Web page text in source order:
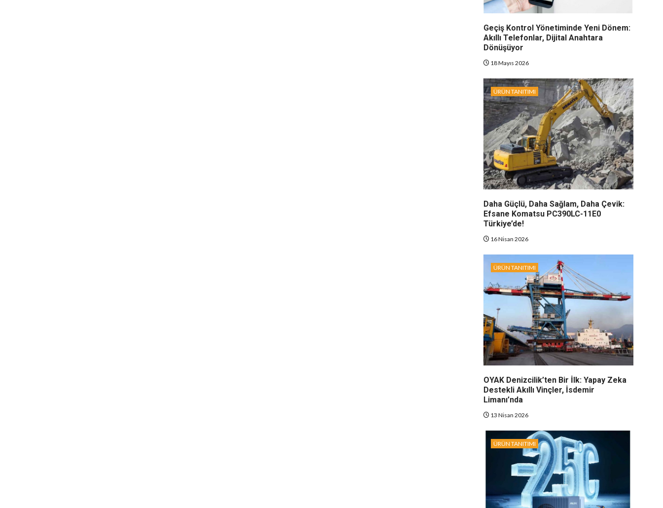
Geçiş Kontrol Yönetiminde Yeni Dönem:
Akıllı Telefonlar, Dijital Anahtara
Dönüşüyor
18 Mayıs 2026
ÜRÜN TANITIMI
Daha Güçlü, Daha Sağlam, Daha Çevik:
Efsane Komatsu PC390LC-11E0
Türkiye’de!
16 Nisan 2026
ÜRÜN TANITIMI
OYAK Denizcilik’ten Bir İlk: Yapay Zeka
Destekli Akıllı Vinçler, İsdemir
Limanı’nda
13 Nisan 2026
ÜRÜN TANITIMI